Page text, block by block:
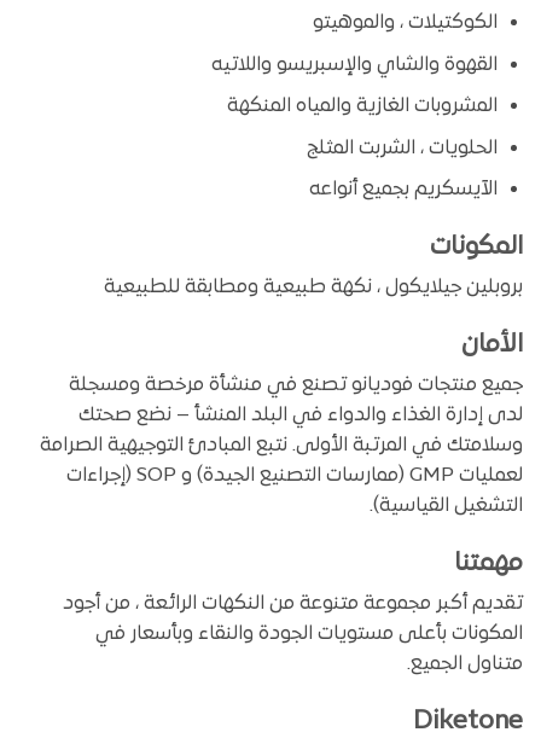
الكوكتيلات ، والموهيتو
القهوة والشاي والإسبريسو واللاتيه
المشروبات الغازية والمياه المنكهة
الحلويات ، الشربت المثلج
الآيسكريم بجميع أنواعه
المكونات
بروبلين جيلايكول ، نكهة طبيعية ومطابقة للطبيعية
الأمان
جميع منتجات فوديانو تصنع في منشأة مرخصة ومسجلة
لدى إدارة الغذاء والدواء في البلد المنشأ – نضع صحتك
وسلامتك في المرتبة الأولى. نتبع المبادئ التوجيهية الصرامة
لعمليات GMP (ممارسات التصنيع الجيدة) و SOP (إجراءات
التشغيل القياسية).
مهمتنا
تقديم أكبر مجموعة متنوعة من النكهات الرائعة ، من أجود
المكونات بأعلى مستويات الجودة والنقاء وبأسعار في
متناول الجميع.
Diketone